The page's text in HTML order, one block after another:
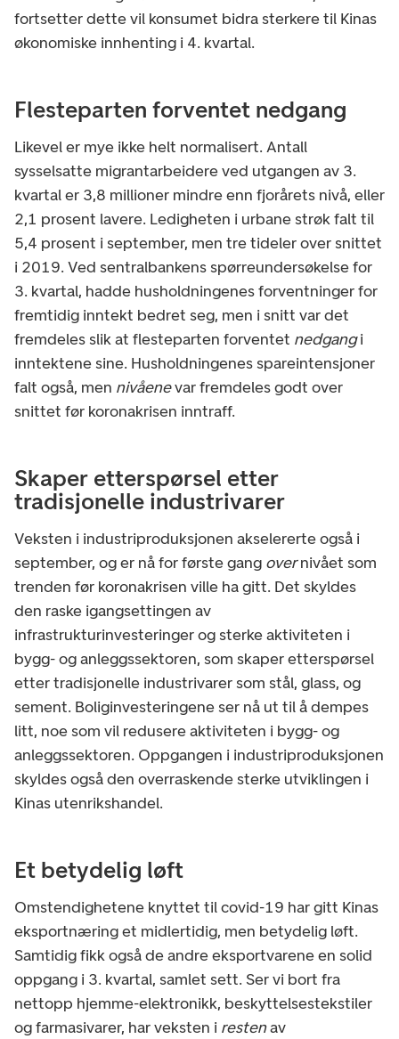
fortsetter dette vil konsumet bidra sterkere til Kinas
økonomiske innhenting i 4. kvartal.
Flesteparten forventet nedgang
Likevel er mye ikke helt normalisert. Antall
sysselsatte migrantarbeidere ved utgangen av 3.
kvartal er 3,8 millioner mindre enn fjorårets nivå, eller
2,1 prosent lavere. Ledigheten i urbane strøk falt til
5,4 prosent i september, men tre tideler over snittet
i 2019. Ved sentralbankens spørreundersøkelse for
3. kvartal, hadde husholdningenes forventninger for
fremtidig inntekt bedret seg, men i snitt var det
fremdeles slik at flesteparten forventet nedgangi
inntektene sine. Husholdningenes spareintensjoner
falt også, men nivåenevar fremdeles godt over
snittet før koronakrisen inntraff.
Skaper etterspørsel etter
tradisjonelle industrivarer
Veksten i industriproduksjonen akselererte også i
september, og er nå for første gang overnivået som
trenden før koronakrisen ville ha gitt. Det skyldes
den raske igangsettingen av
infrastrukturinvesteringer og sterke aktiviteten i
bygg- og anleggssektoren, som skaper etterspørsel
etter tradisjonelle industrivarer som stål, glass, og
sement. Boliginvesteringene ser nå ut til å dempes
litt, noe som vil redusere aktiviteten i bygg- og
anleggssektoren. Oppgangen i industriproduksjonen
skyldes også den overraskende sterke utviklingen i
Kinas utenrikshandel.
Et betydelig løft
Omstendighetene knyttet til covid-19 har gitt Kinas
eksportnæring et midlertidig, men betydelig løft.
Samtidig fikk også de andre eksportvarene en solid
oppgang i 3. kvartal, samlet sett. Ser vi bort fra
nettopp hjemme-elektronikk, beskyttelsestekstiler
og farmasivarer, har veksten i restenav